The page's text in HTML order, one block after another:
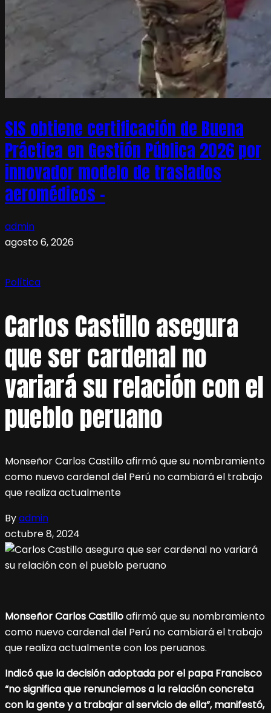
SIS obtiene certificación de Buena
Práctica en Gestión Pública 2026 por
innovador modelo de traslados
aeromédicos –
admin
agosto 6, 2026
Política
Carlos Castillo asegura
que ser cardenal no
variará su relación con el
pueblo peruano
Monseñor Carlos Castillo afirmó que su nombramiento
como nuevo cardenal del Perú no cambiará el trabajo
que realiza actualmente
Byadmin
octubre 8, 2024
Monseñor Carlos Castilloafirmó que su nombramiento
como nuevo cardenal del Perú no cambiará el trabajo
que realiza actualmente con los peruanos.
Indicó que la decisión adoptada por el papa Francisco
“no significa que renunciemos a la relación concreta
con la gente y a trabajar al servicio de ella”, manifestó,